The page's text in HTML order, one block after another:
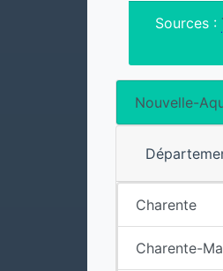
Sources :
Nouvelle-
Charente
Charente-